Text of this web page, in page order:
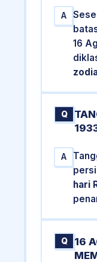
A
16
Q
A
hari
Q
16